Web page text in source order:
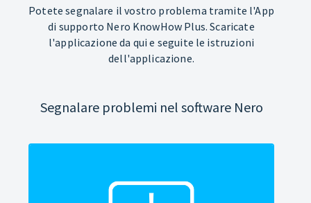
Potete segnalare il vostro problema tramite l'App
di supporto Nero KnowHow Plus. Scaricate
l'applicazione da qui e seguite le istruzioni
dell'applicazione.
Segnalare problemi nel software Nero